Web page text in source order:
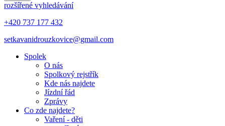
rozšířené vyhledávání
+420 737 177 432
setkavanidrouzkovice@gmail.com
Spolek
O nás
Spolkový rejstřík
Kde nás najdete
Jízdní řád
Zprávy
Co zde najdete?
Vaření - děti